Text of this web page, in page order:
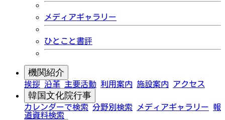
メディアギャラリー
ひとこと書評
機関紹介
挨拶 沿革 主要活動 利用案内 施設案内 アクセス
韓国文化院行事
カレンダーで検索 分野別検索 メディアギャラリー 報
道資料検索